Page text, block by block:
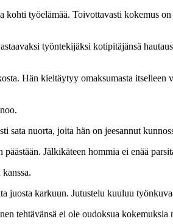
työelämää. Toivottavasti kokemus
työntekijäksi kotipitäjänsä
Hän kieltäytyy omaksumasta
sata nuorta, joita hän on jeesannut
Jälkikäteen hommia ei enää
juosta karkuun. Jutustelu kuuluu
tehtävänsä ei ole oudoksua kokemuksia